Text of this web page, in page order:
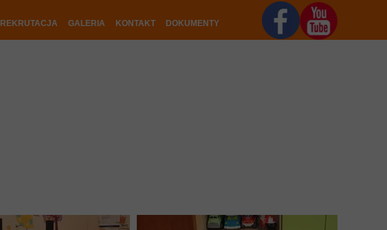
REKRUTACJA GALERIA KONTAKT DOKUMENTY